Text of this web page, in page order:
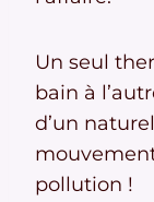
Un seul
bain à
d’un
pollution !